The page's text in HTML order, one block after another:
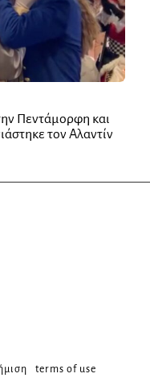
Πεντάμορφη και
τον Αλαντίν
terms of use